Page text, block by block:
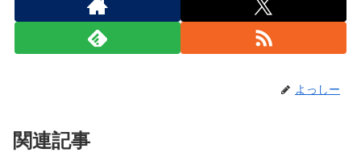
よっしー
関連記事